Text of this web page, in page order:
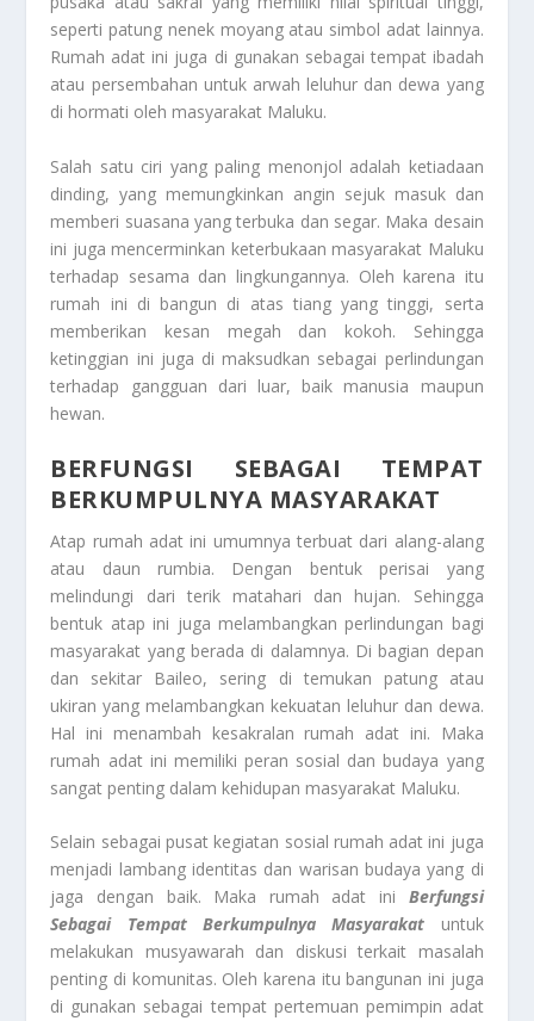
seperti patung nenek moyang atau simbol adat lainnya.
Rumah adat ini juga di gunakan sebagai tempat ibadah
atau persembahan untuk arwah leluhur dan dewa yang
di hormati oleh masyarakat Maluku.
Salah satu ciri yang paling menonjol adalah ketiadaan
dinding, yang memungkinkan angin sejuk masuk dan
memberi suasana yang terbuka dan segar. Maka desain
ini juga mencerminkan keterbukaan masyarakat Maluku
terhadap sesama dan lingkungannya. Oleh karena itu
rumah ini di bangun di atas tiang yang tinggi, serta
memberikan kesan megah dan kokoh. Sehingga
ketinggian ini juga di maksudkan sebagai perlindungan
terhadap gangguan dari luar, baik manusia maupun
hewan.
BERFUNGSI SEBAGAI TEMPAT
BERKUMPULNYA MASYARAKAT
Atap rumah adat ini umumnya terbuat dari alang-alang
atau daun rumbia. Dengan bentuk perisai yang
melindungi dari terik matahari dan hujan. Sehingga
bentuk atap ini juga melambangkan perlindungan bagi
masyarakat yang berada di dalamnya. Di bagian depan
dan sekitar Baileo, sering di temukan patung atau
ukiran yang melambangkan kekuatan leluhur dan dewa.
Hal ini menambah kesakralan rumah adat ini. Maka
rumah adat ini memiliki peran sosial dan budaya yang
sangat penting dalam kehidupan masyarakat Maluku.
Selain sebagai pusat kegiatan sosial rumah adat ini juga
menjadi lambang identitas dan warisan budaya yang di
jaga dengan baik. Maka rumah adat ini Berfungsi
Sebagai Tempat Berkumpulnya Masyarakat untuk
melakukan musyawarah dan diskusi terkait masalah
penting di komunitas. Oleh karena itu bangunan ini juga
di gunakan sebagai tempat pertemuan pemimpin adat